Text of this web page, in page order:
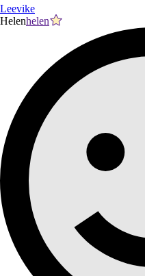
Leevike
Helenhelen